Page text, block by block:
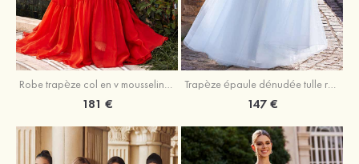
Robe trapèze col en v mousseline ras du sol robe de bal
181 €
Trapèze épaule dénudée tulle ras du sol robe de bal
147 €